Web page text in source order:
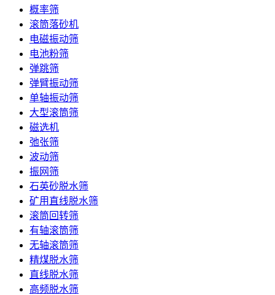
概率筛
滚筒落砂机
电磁振动筛
电池粉筛
弹跳筛
弹臂振动筛
单轴振动筛
大型滚筒筛
磁选机
弛张筛
波动筛
振网筛
石英砂脱水筛
矿用直线脱水筛
滚筒回转筛
有轴滚筒筛
无轴滚筒筛
精煤脱水筛
直线脱水筛
高频脱水筛